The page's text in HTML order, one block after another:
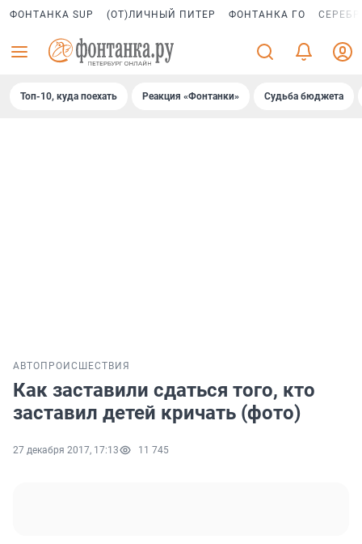
ФОНТАНКА SUP (ОТ)ЛИЧНЫЙ ПИТЕР ФОНТАНКА ГО
Топ-10, куда поехать Реакция «Фонтанки» Судьба бюджета
АВТО ПРОИСШЕСТВИЯ
Как заставили сдаться того, кто
заставил детей кричать (фото)
27 декабря 2017, 17:13 11 745